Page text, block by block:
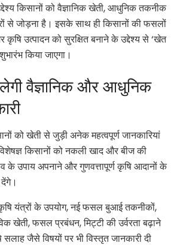
किसानों को वैज्ञानिक खेती, आधुनिक तकनीक
से जोड़ना है। इसके साथ ही किसानों की फसलों
उत्पादन को सुरक्षित बनाने के उद्देश्य से ‘खेत
किया जाएगा।
वैज्ञानिक और आधुनिक
को खेती से जुड़ी अनेक महत्वपूर्ण जानकारियां
किसानों को नकली खाद और बीज की
के उपाय अपनाने और गुणवत्तापूर्ण कृषि आदानों के
यंत्रों के उपयोग, नई फसल बुआई तकनीकों,
खेती, फसल प्रबंधन, मिट्टी की उर्वरता बढ़ाने
जैसे विषयों पर भी विस्तृत जानकारी दी